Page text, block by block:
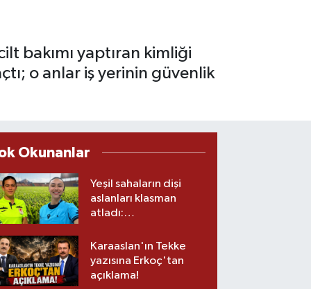
bakımı yaptıran kimliği
o anlar iş yerinin güvenlik
Okunanlar
Yeşil sahaların dişi
aslanları klasman
atladı:
üst lige iki transfer!
Karaaslan'ın Tekke
yazısına Erkoç'tan
açıklama!